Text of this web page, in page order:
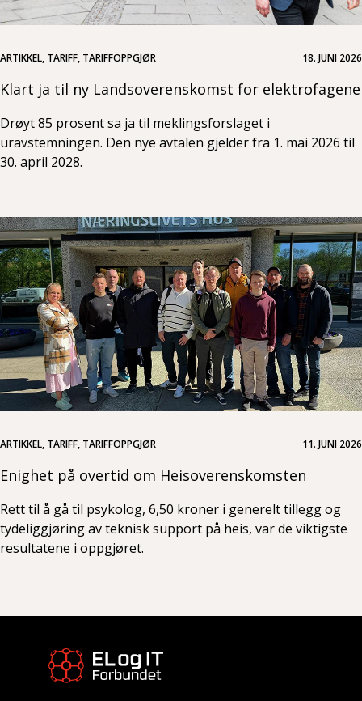
ARTIKKEL, TARIFF, TARIFFOPPGJØR 18. JUNI 2026
Klart ja til ny Landsoverenskomst for elektrofagene
Drøyt 85 prosent sa ja til meklingsforslaget i
uravstemningen. Den nye avtalen gjelder fra 1. mai 2026 til
30. april 2028.
ARTIKKEL, TARIFF, TARIFFOPPGJØR 11. JUNI 2026
Enighet på overtid om Heisoverenskomsten
Rett til å gå til psykolog, 6,50 kroner i generelt tillegg og
tydeliggjøring av teknisk support på heis, var de viktigste
resultatene i oppgjøret.